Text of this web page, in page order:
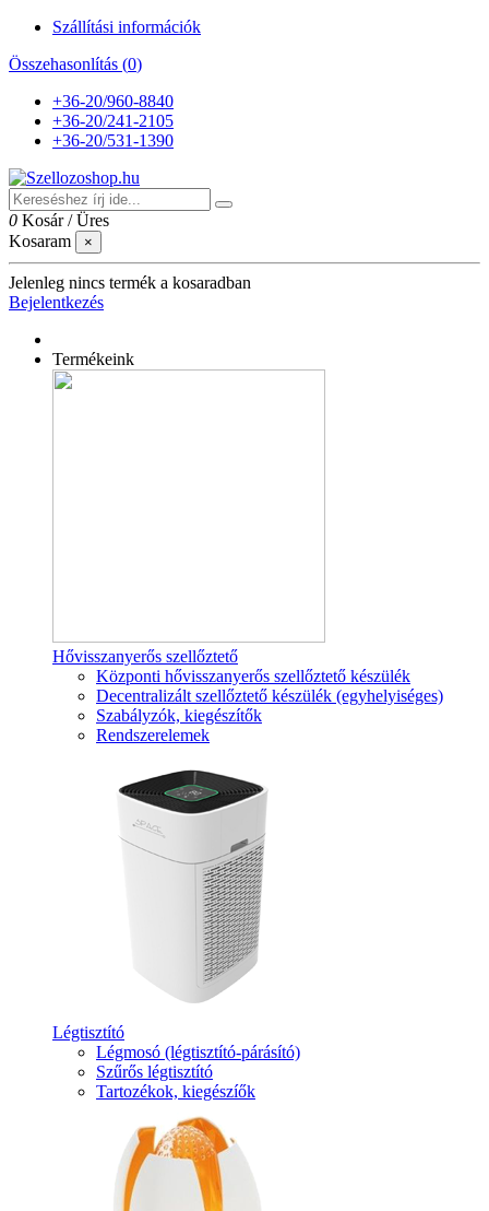
Szállítási információk
Összehasonlítás (0)
+36-20/960-8840
+36-20/241-2105
+36-20/531-1390
0 Kosár /Üres
Kosaram
×
Jelenleg nincs termék a kosaradban
Bejelentkezés
Termékeink
Hővisszanyerős szellőztető
Központi hővisszanyerős szellőztető készülék
Decentralizált szellőztető készülék (egyhelyiséges)
Szabályzók, kiegészítők
Rendszerelemek
Légtisztító
Légmosó (légtisztító-párásító)
Szűrős légtisztító
Tartozékok, kiegészíők